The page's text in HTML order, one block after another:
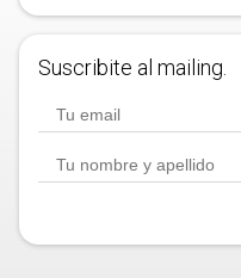
Suscribite al mailing.